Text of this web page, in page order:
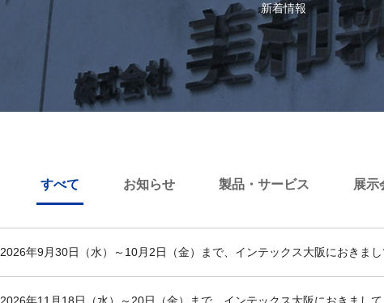
新着情報
すべて お知らせ 製品・サービス 展示
2026年9月30日（水）～10月2日（金）まで、インテックス大阪におきま